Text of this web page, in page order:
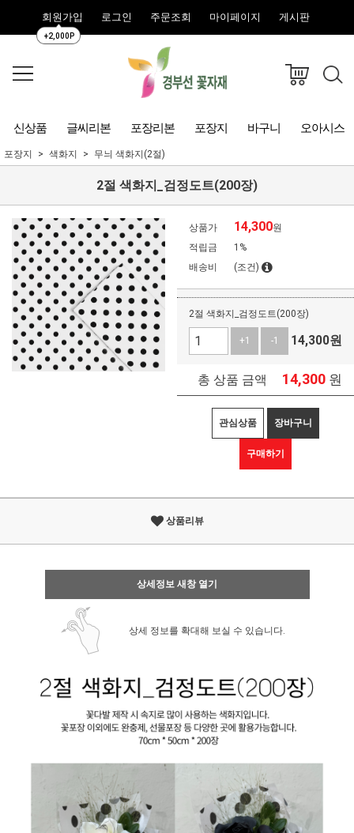
회원가입
+2,000P
로그인 주문조회 마이페이지 게시판
신상품 글씨리본 포장리본 포장지 바구니 오아시스
포장지 색화지 무늬 색화지(2절)
2절 색화지_검정도트(200장)
상품가 14,300원
적립금
1%
배송비
(조건)
2절 색화지_검정도트(200장)
+1 -1 14,300원
총 상품 금액 14,300 원
관심상품 장바구니
구매하기
상품리뷰
상세정보 새창 열기
상세 정보를 확대해 보실 수 있습니다.